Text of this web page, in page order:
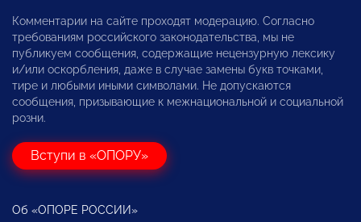
Комментарии на сайте проходят модерацию. Согласно
требованиям российского законодательства, мы не
публикуем сообщения, содержащие нецензурную лексику
и/или оскорбления, даже в случае замены букв точками,
тире и любыми иными символами. Не допускаются
сообщения, призывающие к межнациональной и социальной
розни.
Вступи в «ОПОРУ»
Об «ОПОРЕ РОССИИ»